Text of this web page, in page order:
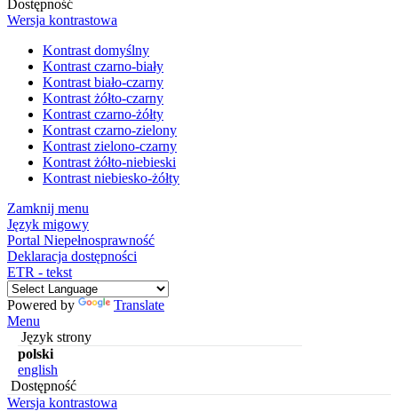
Dostępność
Wersja kontrastowa
Kontrast domyślny
Kontrast czarno-biały
Kontrast biało-czarny
Kontrast żółto-czarny
Kontrast czarno-żółty
Kontrast czarno-zielony
Kontrast zielono-czarny
Kontrast żółto-niebieski
Kontrast niebiesko-żółty
Zamknij menu
Język migowy
Portal Niepełnosprawność
Deklaracja dostępności
ETR - tekst
Powered by
Translate
Menu
Język strony
polski
english
Dostępność
Wersja kontrastowa